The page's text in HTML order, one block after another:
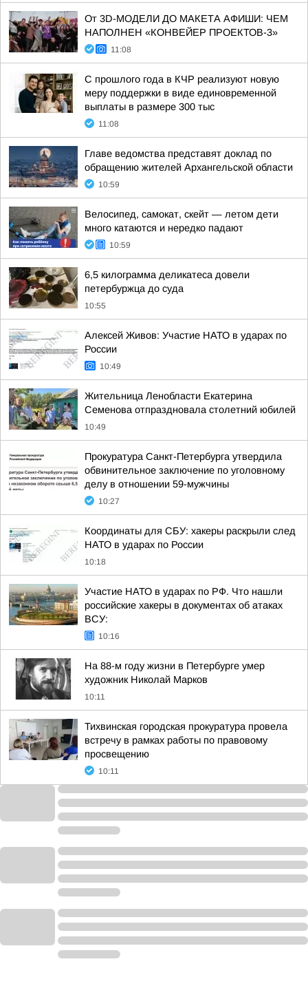
От 3D-МОДЕЛИ ДО МАКЕТА АФИШИ: ЧЕМ
НАПОЛНЕН «КОНВЕЙЕР ПРОЕКТОВ-3»
11:08
С прошлого года в КЧР реализуют новую
меру поддержки в виде единовременной
выплаты в размере 300 тыс
11:08
Главе ведомства представят доклад по
обращению жителей Архангельской области
10:59
Велосипед, самокат, скейт — летом дети
много катаются и нередко падают
10:59
6,5 килограмма деликатеса довели
петербуржца до суда
10:55
Алексей Живов: Участие НАТО в ударах по
России
10:49
Жительница Ленобласти Екатерина
Семенова отпраздновала столетний юбилей
10:49
Прокуратура Санкт-Петербурга утвердила
обвинительное заключение по уголовному
делу в отношении 59-мужчины
10:27
Координаты для СБУ: хакеры раскрыли след
НАТО в ударах по России
10:18
Участие НАТО в ударах по РФ. Что нашли
российские хакеры в документах об атаках
ВСУ:
10:16
На 88-м году жизни в Петербурге умер
художник Николай Марков
10:11
Тихвинская городская прокуратура провела
встречу в рамках работы по правовому
просвещению
10:11